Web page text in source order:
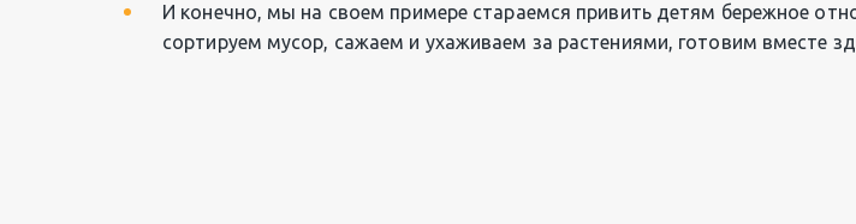
И конечно, мы на своем примере стараемся привить детям бережное
сортируем мусор, сажаем и ухаживаем за растениями, готовим вместе